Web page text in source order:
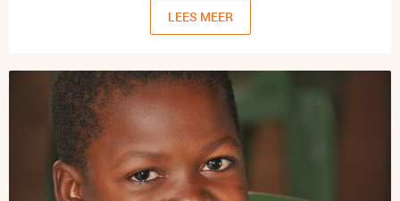
LEES MEER